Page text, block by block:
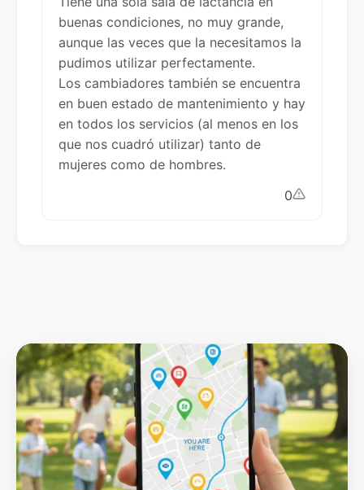
buenas condiciones, no muy grande,
aunque las veces que la necesitamos la
pudimos utilizar perfectamente.
Los cambiadores también se encuentra
en buen estado de mantenimiento y hay
en todos los servicios (al menos en los
que nos cuadró utilizar) tanto de
mujeres como de hombres.
0